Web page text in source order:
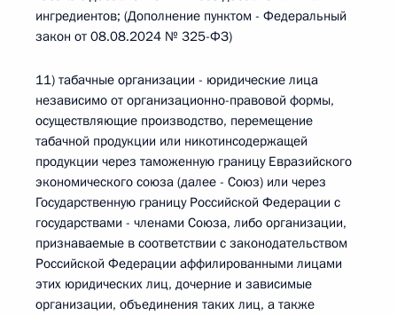
ингредиентов; (Дополнение пунктом - Федеральный
закон от 08.08.2024 № 325-ФЗ)
11) табачные организации - юридические лица
независимо от организационно-правовой формы,
осуществляющие производство, перемещение
табачной продукции или никотинсодержащей
продукции через таможенную границу Евразийского
экономического союза (далее - Союз) или через
Государственную границу Российской Федерации с
государствами - членами Союза, либо организации,
признаваемые в соответствии с законодательством
Российской Федерации аффилированными лицами
этих юридических лиц, дочерние и зависимые
организации, объединения таких лиц, а также